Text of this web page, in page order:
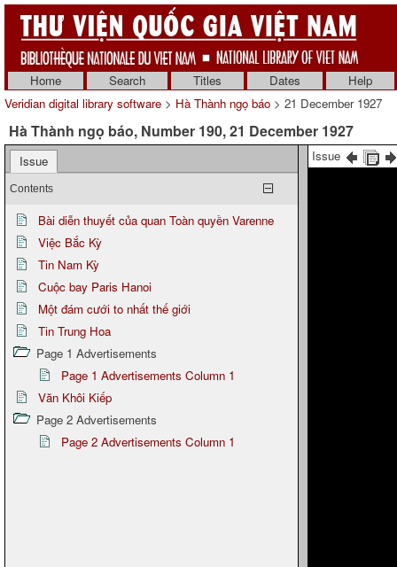
Home Search Titles Dates
Help
Veridian digital library software > Hà Thành ngọ báo > 21 December 1927
Hà Thành ngọ báo, Number 190, 21 December 1927
Issue
Contents
Bài diễn thuyết của quan Toàn quyền Varenne
Việc Bắc Kỳ
Tin Nam Kỳ
Cuộc bay Paris Hanoi
Một đám cưới to nhất thế giới
Tin Trung Hoa
Page 1 Advertisements
Page 1 Advertisements Column 1
Văn Khôi Kiếp
Page 2 Advertisements
Page 2 Advertisements Column 1
Issue